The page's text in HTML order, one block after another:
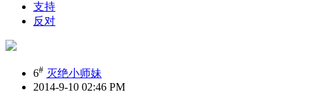
支持
反对
6# 灭绝小师妹
2014-9-10 02:46 PM